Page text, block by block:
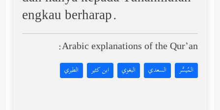
engkau berharap.
Arabic explanations of the Qur’an:
المُيسَّر السعدي البغوي ابن كثير الطبري